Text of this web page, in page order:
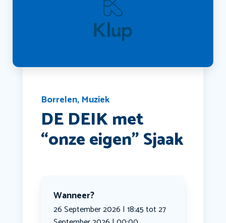
Borrelen, Muziek
DE DEIK met
“onze eigen” Sjaak
Wanneer?
26 September 2026 | 18:45 tot 27